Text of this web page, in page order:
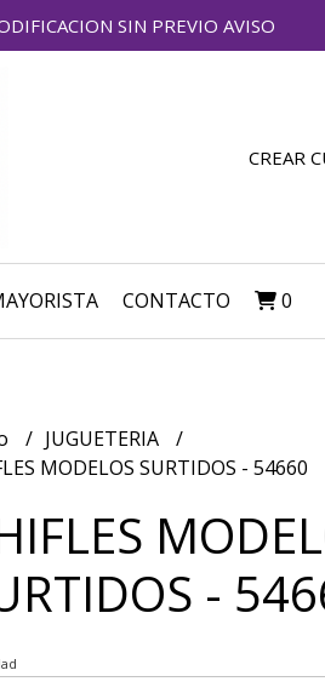
SIN PREVIO AVISO
CREAR
CONTACTO 0
JUGUETERIA
MODELOS SURTIDOS - 54660
-